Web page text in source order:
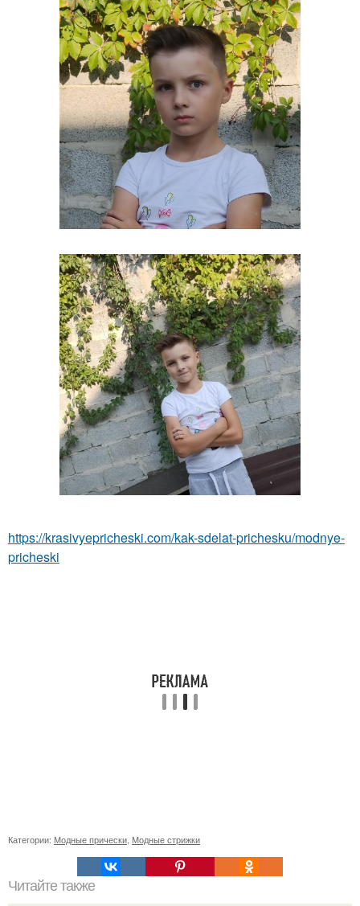
https://krasivyepricheski.com/kak-sdelat-prichesku/modnye-
pricheski
Категории: Модные прически Модные стрижки
Читайте также